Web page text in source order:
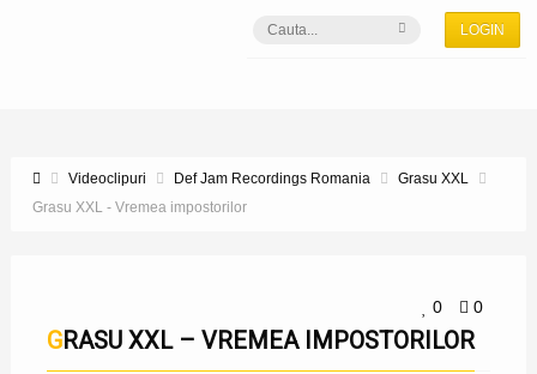
LOGIN
Videoclipuri Def Jam Recordings Romania
Grasu XXL
Grasu XXL - Vremea impostorilor
0 0
GRASU XXL – VREMEA IMPOSTORILOR